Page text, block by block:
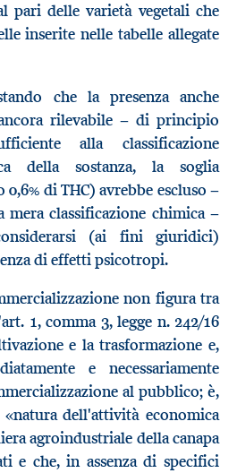
pari delle varietà vegetali che
inserite nelle tabelle allegate
che la presenza anche
rilevabile − di principio
alla classificazione
della sostanza, la soglia
di THC) avrebbe escluso −
classificazione chimica −
(ai fini giuridici)
di effetti psicotropi.
non figura tra
1, comma 3, legge n. 242/16
e la trasformazione e,
e necessariamente
al pubblico; è,
dell'attività economica
agroindustriale della canapa
e che, in assenza di specifici